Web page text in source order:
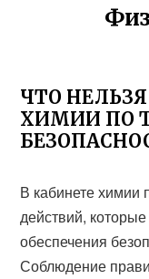
ЧТО
ХИМИИ ПО
В кабинете химии
действий,
обеспечения
Соблюдение